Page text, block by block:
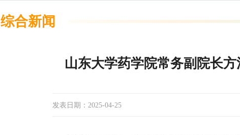
综合新闻
山东大学药学院常务副院长
发表日期： 2025-04-25